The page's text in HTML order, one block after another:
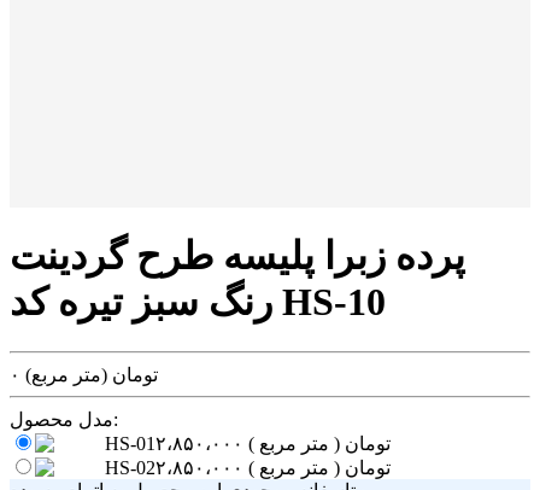
پرده زبرا پلیسه طرح گردینت
رنگ سبز تیره کد HS-10
۰ تومان (متر مربع)
مدل محصول:
HS-01۲،۸۵۰،۰۰۰ تومان ( متر مربع )
HS-02۲،۸۵۰،۰۰۰ تومان ( متر مربع )